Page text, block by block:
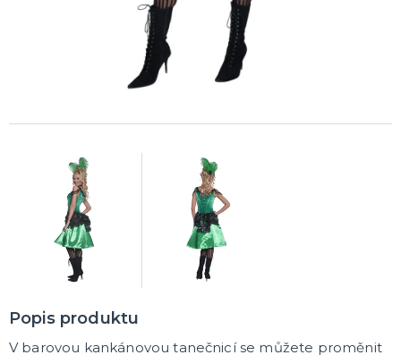
Popis produktu
V barovou kankánovou tanečnicí se můžete proměnit